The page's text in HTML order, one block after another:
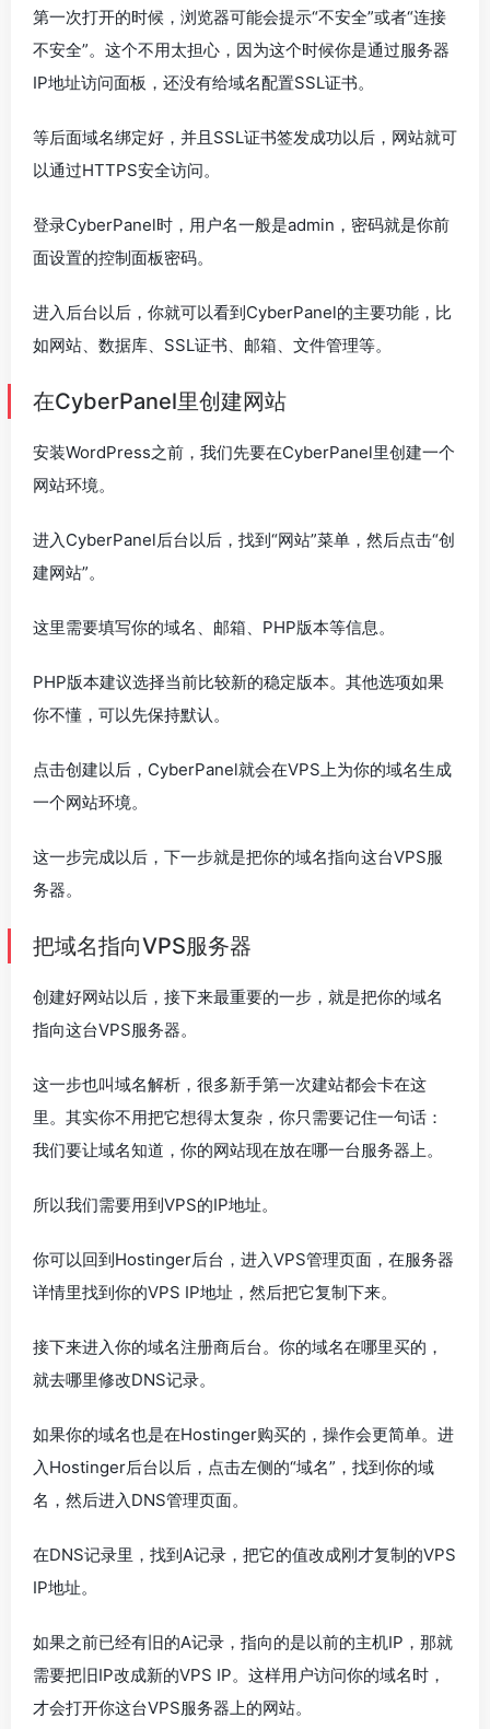
第一次打开的时候，浏览器可能会提示“不安全”或者“连接
不安全”。这个不用太担心，因为这个时候你是通过服务器
IP地址访问面板，还没有给域名配置SSL证书。
等后面域名绑定好，并且SSL证书签发成功以后，网站就可
以通过HTTPS安全访问。
登录CyberPanel时，用户名一般是admin，密码就是你前
面设置的控制面板密码。
进入后台以后，你就可以看到CyberPanel的主要功能，比
如网站、数据库、SSL证书、邮箱、文件管理等。
在CyberPanel里创建网站
安装WordPress之前，我们先要在CyberPanel里创建一个
网站环境。
进入CyberPanel后台以后，找到“网站”菜单，然后点击“创
建网站”。
这里需要填写你的域名、邮箱、PHP版本等信息。
PHP版本建议选择当前比较新的稳定版本。其他选项如果
你不懂，可以先保持默认。
点击创建以后，CyberPanel就会在VPS上为你的域名生成
一个网站环境。
这一步完成以后，下一步就是把你的域名指向这台VPS服
务器。
把域名指向VPS服务器
创建好网站以后，接下来最重要的一步，就是把你的域名
指向这台VPS服务器。
这一步也叫域名解析，很多新手第一次建站都会卡在这
里。其实你不用把它想得太复杂，你只需要记住一句话：
我们要让域名知道，你的网站现在放在哪一台服务器上。
所以我们需要用到VPS的IP地址。
你可以回到Hostinger后台，进入VPS管理页面，在服务器
详情里找到你的VPS IP地址，然后把它复制下来。
接下来进入你的域名注册商后台。你的域名在哪里买的，
就去哪里修改DNS记录。
如果你的域名也是在Hostinger购买的，操作会更简单。进
入Hostinger后台以后，点击左侧的“域名”，找到你的域
名，然后进入DNS管理页面。
在DNS记录里，找到A记录，把它的值改成刚才复制的VPS
IP地址。
如果之前已经有旧的A记录，指向的是以前的主机IP，那就
需要把旧IP改成新的VPS IP。这样用户访问你的域名时，
才会打开你这台VPS服务器上的网站。